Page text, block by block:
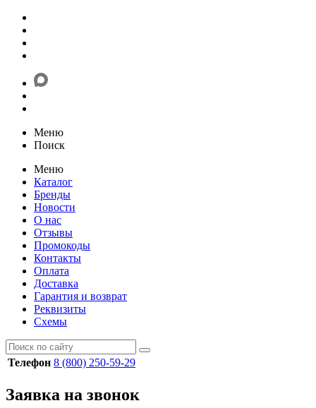
Меню
Поиск
Меню
Каталог
Бренды
Новости
О нас
Отзывы
Промокоды
Контакты
Оплата
Доставка
Гарантия и возврат
Реквизиты
Схемы
Телефон 8 (800) 250-59-29
Заявка на звонок